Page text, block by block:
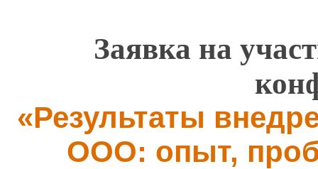
Заявка на
«Результаты
ООО: опыт,